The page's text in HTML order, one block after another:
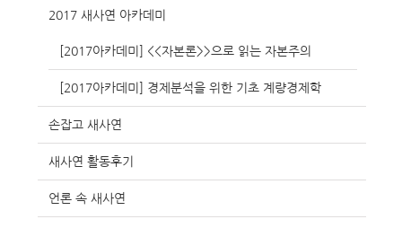
2017 새사연 아카데미
[2017아카데미] <<자본론>>으로 읽는 자본주의
[2017아카데미] 경제분석을 위한 기초 계량경제학
손잡고 새사연
새사연 활동후기
언론 속 새사연